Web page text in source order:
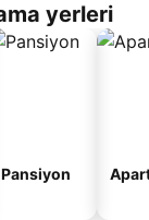
yerleri
Pansiyon